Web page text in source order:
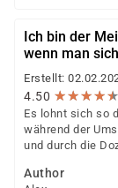
Ich bin der
wenn man
Erstellt:
4.50 ★★★★★
★★★★★
Es lohnt sich so
während der
und durch die
Author